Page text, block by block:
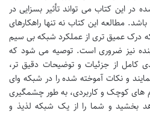
در این کتاب می تواند تأثیر بسزایی در
مطالعه این کتاب نه تنها راهکارهای
درک عمیق تری از عملکرد شبکه بی سیم
نیز ضروری است. توصیه می شود که
کامل از جزئیات و توضیحات دقیق تر،
و نکات آموخته شده را در شبکه وای
های کوچک و کاربردی، به طور چشمگیری
بخشید و شما را از یک شبکه لذیذ و